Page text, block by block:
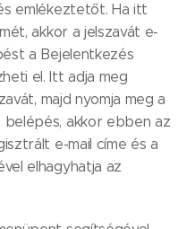
emlékeztetőt. Ha itt
akkor a jelszavát e-
a Bejelentkezés
el. Itt adja meg
majd nyomja meg a
belépés, akkor ebben az
e-mail címe és a
elhagyhatja az